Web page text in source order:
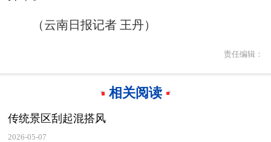
（云南日报记者 王丹）
责任编辑：
相关阅读
传统景区刮起混搭风
2026-05-07